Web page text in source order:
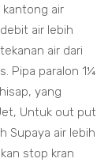
air
air lebih
air dari
Pipa paralon 1¼
yang
Untuk out put
Supaya air lebih
stop kran